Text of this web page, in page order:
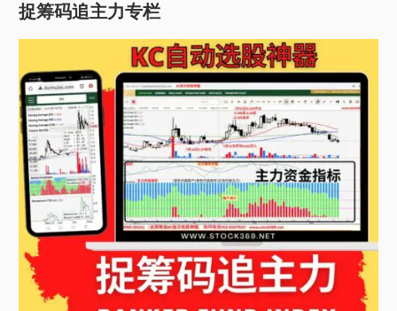
捉筹码追主力专栏